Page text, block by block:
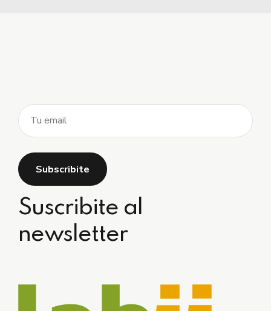
Suscribite al
newsletter